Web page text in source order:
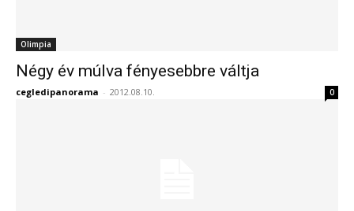
Olimpia
Négy év múlva fényesebbre váltja
cegledipanorama - 2012.08.10. 0